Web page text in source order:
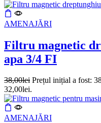
AMENAJĂRI
Filtru magnetic
apa 3/4 FI
38,00lei Prețul inițial a fost:
32,00lei.
AMENAJĂRI